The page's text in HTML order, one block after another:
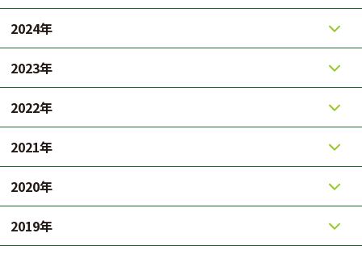
2024年
2023年
2022年
2021年
2020年
2019年